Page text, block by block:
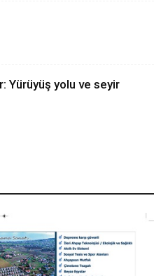
Yürüyüş yolu ve seyir